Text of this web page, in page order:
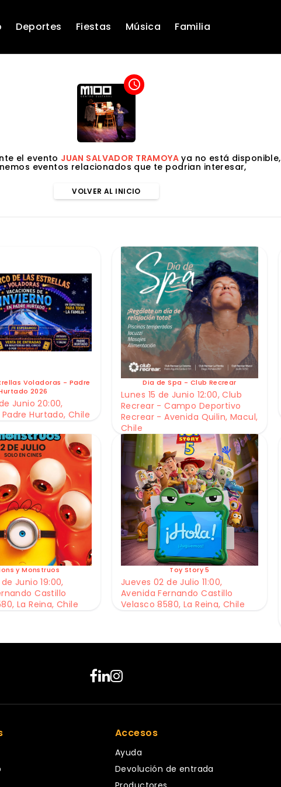
Deportes Fiestas Música Familia
access_time
el evento JUAN SALVADOR TRAMOYA ya no está disponible,
eventos relacionados que te podrian interesar,
VOLVER AL INICIO
Voladoras - Padre
2026
Junio 20:00,
Padre Hurtado, Chile
Dia de Spa - Club Recrear
Lunes 15 de Junio 12:00, Club
Recrear - Campo Deportivo
Recrear - Avenida Quilin, Macul,
Chile
y Monstruos
Junio 19:00,
Castillo
La Reina, Chile
Toy Story 5
Jueves 02 de Julio 11:00,
Avenida Fernando Castillo
Velasco 8580, La Reina, Chile
Accesos
Ayuda
Devolución de entrada